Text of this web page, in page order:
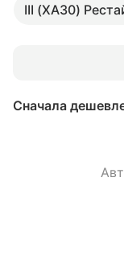
III (XA30)
Сначала